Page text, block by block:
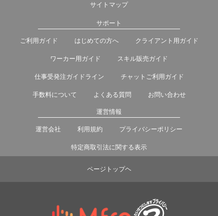
サイトマップ
サポート
ご利用ガイド はじめての方へ クライアント用ガイド
ワーカー用ガイド スキル販売ガイド
仕事受発注ガイドライン チャットご利用ガイド
手数料について よくある質問 お問い合わせ
運営情報
運営会社 利用規約 プライバシーポリシー
特定商取引法に関する表示
ページトップヘ